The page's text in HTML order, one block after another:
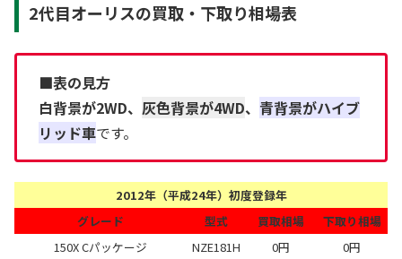
2代目オーリスの買取・下取り相場表
■表の見方
白背景が2WD、 灰色背景が4WD、 青背景がハイブ
リッド車です。
2012年（平成24年）初度登録年
グレード
型式 買取相場
下取り相場
150X Cパッケージ
NZE181H 0円
0円